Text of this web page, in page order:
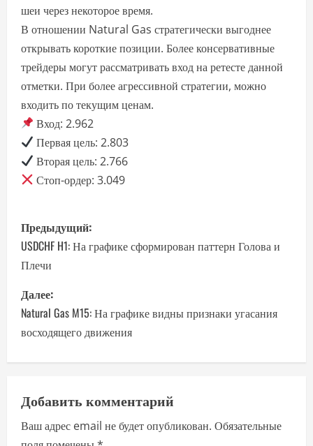
шеи через некоторое время.
В отношении Natural Gas стратегически выгоднее
открывать короткие позиции. Более консервативные
трейдеры могут рассматривать вход на ретесте данной
отметки. При более агрессивной стратегии, можно
входить по текущим ценам.
Вход: 2.962
Первая цель: 2.803
Вторая цель: 2.766
Стоп-ордер: 3.049
Н
а
в
и
г
а
ц
и
Предыдущий:
USDCHF H1: На графике сформирован паттерн Голова и
Плечи
Далее:
Natural Gas M15: На графике видны признаки угасания
восходящего движения
Добавить комментарий
Ваш адрес email не будет опубликован. Обязательные